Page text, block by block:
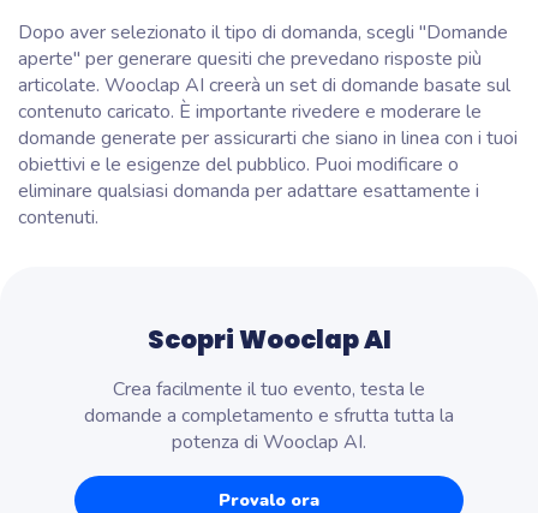
Dopo aver selezionato il tipo di domanda, scegli "Domande
aperte" per generare quesiti che prevedano risposte più
articolate. Wooclap AI creerà un set di domande basate sul
contenuto caricato. È importante rivedere e moderare le
domande generate per assicurarti che siano in linea con i tuoi
obiettivi e le esigenze del pubblico. Puoi modificare o
eliminare qualsiasi domanda per adattare esattamente i
contenuti.
Scopri Wooclap AI
Crea facilmente il tuo evento, testa le
domande a completamento e sfrutta tutta la
potenza di Wooclap AI.
Provalo ora